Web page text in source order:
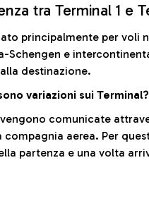
tra Terminal 1 e
principalmente per voli
Schengen e
destinazione.
variazioni sui Terminal?
comunicate
aerea. Per
partenza e una volta